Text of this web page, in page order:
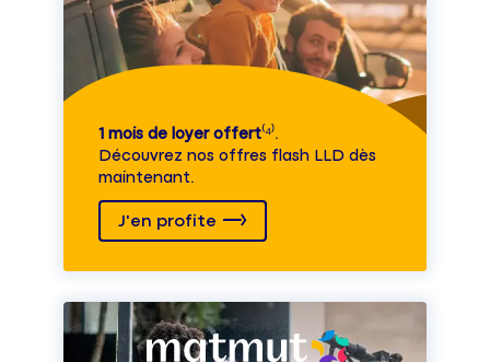
1 mois de loyer offert⁽⁴⁾.
Découvrez nos offres flash LLD dès
maintenant.
J'en profite